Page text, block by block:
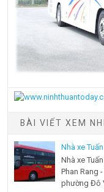
BÀI VIẾT XEM
Nhà xe
Nhà xe
Phan Rang
phường Đô